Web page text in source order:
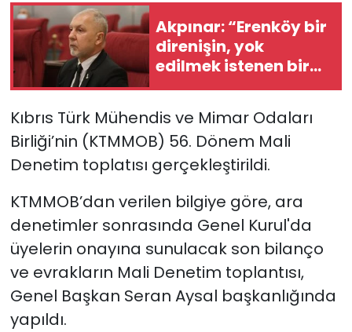
Akpınar: “Erenköy bir
direnişin, yok
edilmek istenen bir
halkın ‘Ben
olmaya devam
edeceğim’ dediği yer
Kıbrıs Türk Mühendis ve Mimar Odaları
Birliği’nin (KTMMOB) 56. Dönem Mali
Denetim toplatısı gerçekleştirildi.
KTMMOB’dan verilen bilgiye göre, ara
denetimler sonrasında Genel Kurul'da
üyelerin onayına sunulacak son bilanço
ve evrakların Mali Denetim toplantısı,
Genel Başkan Seran Aysal başkanlığında
yapıldı.
Otomobil Dünyası
Politika
SAĞLIK
Spor
TÜRKiYE
Video Galeri
YAŞAM